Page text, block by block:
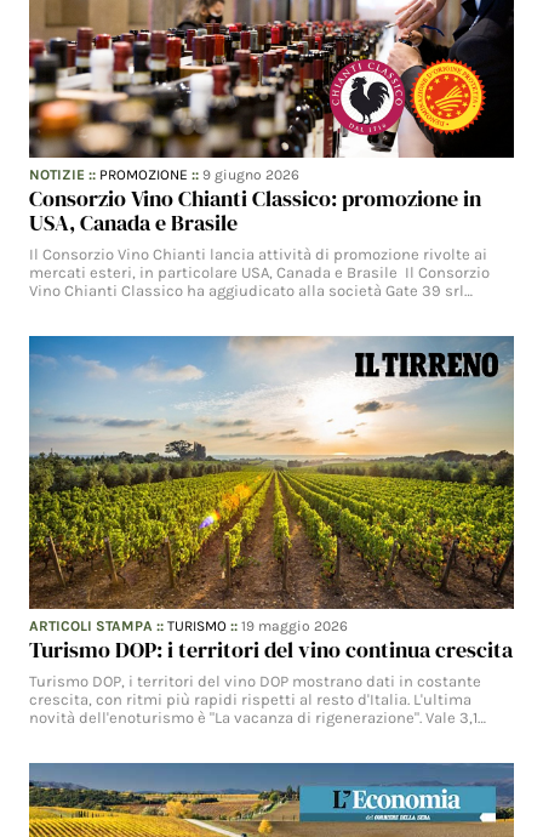
NOTIZIE :: PROMOZIONE ::9 giugno 2026
Consorzio Vino Chianti Classico: promozione in
USA, Canada e Brasile
Il Consorzio Vino Chianti lancia attività di promozione rivolte ai
mercati esteri, in particolare USA, Canada e Brasile Il Consorzio
Vino Chianti Classico ha aggiudicato alla società Gate 39 srl…
ARTICOLI STAMPA ::TURISMO ::19 maggio 2026
Turismo DOP: i territori del vino continua crescita
Turismo DOP, i territori del vino DOP mostrano dati in costante
crescita, con ritmi più rapidi rispetti al resto d'Italia. L'ultima
novità dell'enoturismo è "La vacanza di rigenerazione". Vale 3,1…